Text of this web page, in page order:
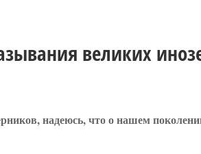
великих
надеюсь, что о нашем